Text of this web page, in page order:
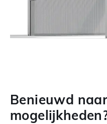
Benieuwd